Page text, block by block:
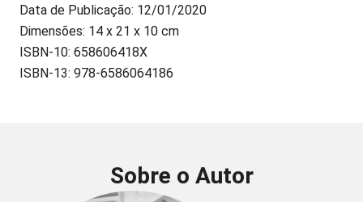
Data de Publicação: 12/01/2020
Dimensões: 14 x 21 x 10 cm
ISBN-10: 658606418X
ISBN-13: 978-6586064186
Sobre o Autor